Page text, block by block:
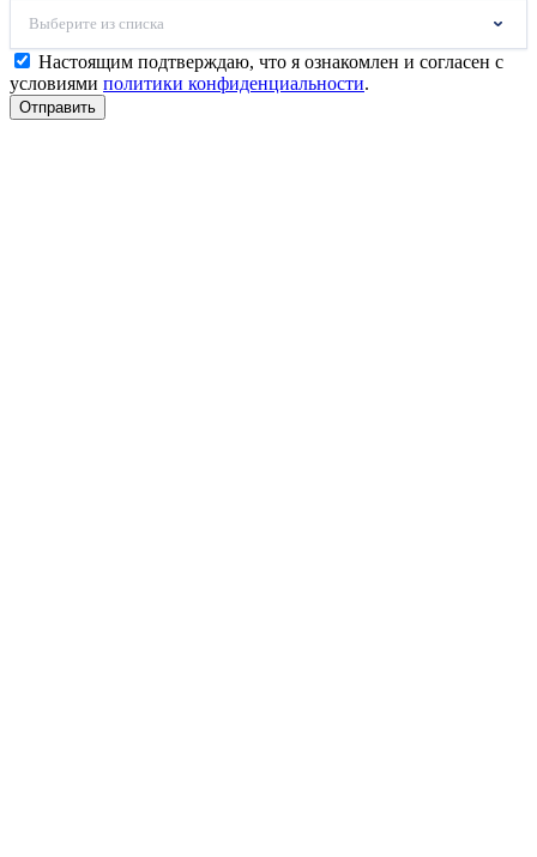
Выберите из списка
Настоящим подтверждаю, что я ознакомлен и согласен с
условиями политики конфиденциальности.
Отправить